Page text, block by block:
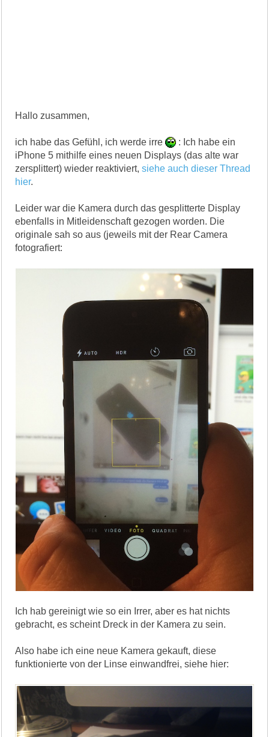
Hallo zusammen,
ich habe das Gefühl, ich werde irre
: Ich habe ein
iPhone 5 mithilfe eines neuen Displays (das alte war
zersplittert) wieder reaktiviert,siehe auch dieser Thread
hier.
Leider war die Kamera durch das gesplitterte Display
ebenfalls in Mitleidenschaft gezogen worden. Die
originale sah so aus (jeweils mit der Rear Camera
fotografiert:
Ich hab gereinigt wie so ein Irrer, aber es hat nichts
gebracht, es scheint Dreck in der Kamera zu sein.
Also habe ich eine neue Kamera gekauft, diese
funktionierte von der Linse einwandfrei, siehe hier: